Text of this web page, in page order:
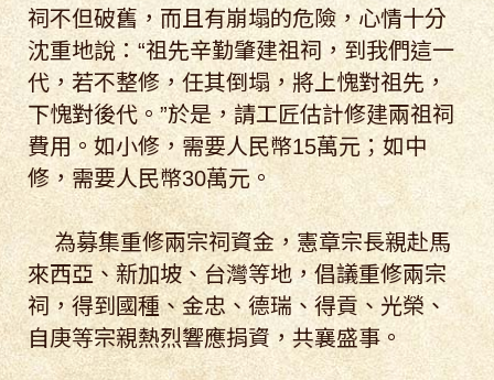
祠不但破舊，而且有崩塌的危險，心情十分
沈重地說：“祖先辛勤肇建祖祠，到我們這一
代，若不整修，任其倒塌，將上愧對祖先，
下愧對後代。”於是，請工匠估計修建兩祖祠
費用。如小修，需要人民幣15萬元；如中
修，需要人民幣30萬元。
為募集重修兩宗祠資金，憲章宗長親赴馬
來西亞、新加坡、台灣等地，倡議重修兩宗
祠，得到國種、金忠、德瑞、得貢、光榮、
自庚等宗親熱烈響應捐資，共襄盛事。